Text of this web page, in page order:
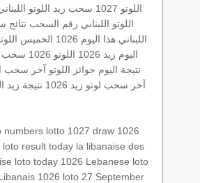
اللوتو 1027
سحب زيد اللوتو
اللوتو اللبناني رقم السحب نتائج
اللبناني هذا اليوم 1026 الخميس
اليوم زيد 1026
اللوتو 1026 سحب
نتيجة اليوم جوائز اللوتو آخر سحب
آخر سحب لوتو زيد 1026 نتيجة زيد
numbers lotto 1027 draw 1026
loto result today la libanaise des
loto today 1026 Lebanese loto
1026 loto 27 September